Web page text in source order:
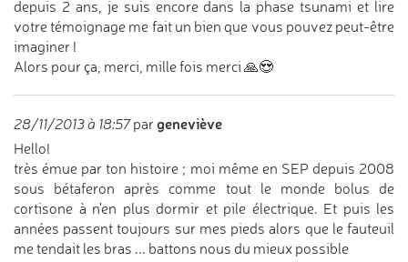
depuis 2 ans, je suis encore dans la phase tsunami et lire
votre témoignage me fait un bien que vous pouvez peut-être
imaginer !
Alors pour ça, merci, mille fois merci 🙏😍
28/11/2013 à 18:57par geneviève
Hello!
très émue par ton histoire ; moi même en SEP depuis 2008
sous bétaferon après comme tout le monde bolus de
cortisone à n'en plus dormir et pile électrique. Et puis les
années passent toujours sur mes pieds alors que le fauteuil
me tendait les bras ... battons nous du mieux possible